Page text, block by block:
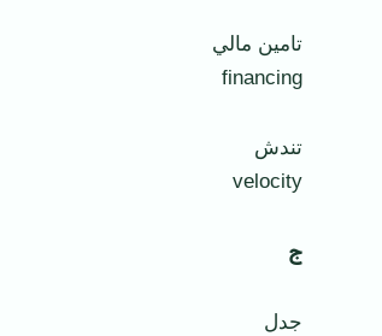
تامين مالي
financing
تندش
velocity
ج
جدل